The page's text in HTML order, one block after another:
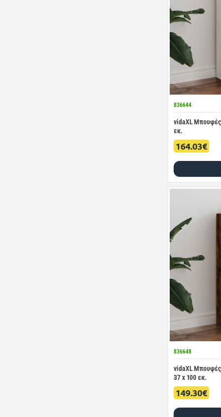
836644
vidaXL Μπουφές
εκ.
164.03€
836648
vidaXL Μπουφές
37 x 100 εκ.
149.30€